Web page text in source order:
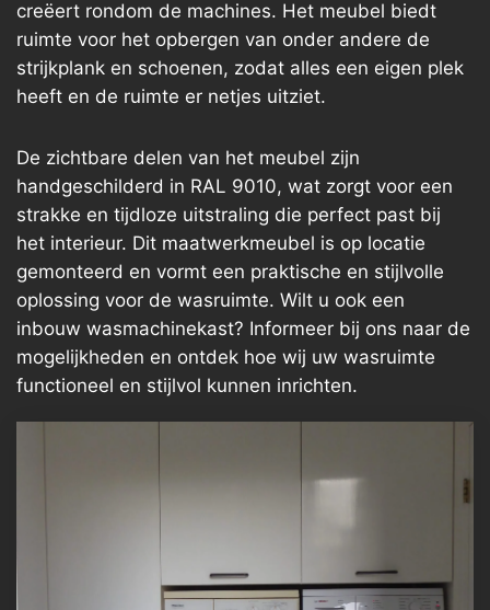
creëert rondom de machines. Het meubel biedt
ruimte voor het opbergen van onder andere de
strijkplank en schoenen, zodat alles een eigen plek
heeft en de ruimte er netjes uitziet.
De zichtbare delen van het meubel zijn
handgeschilderd in RAL 9010, wat zorgt voor een
strakke en tijdloze uitstraling die perfect past bij
het interieur. Dit maatwerkmeubel is op locatie
gemonteerd en vormt een praktische en stijlvolle
oplossing voor de wasruimte. Wilt u ook een
inbouw wasmachinekast? Informeer bij ons naar de
mogelijkheden en ontdek hoe wij uw wasruimte
functioneel en stijlvol kunnen inrichten.